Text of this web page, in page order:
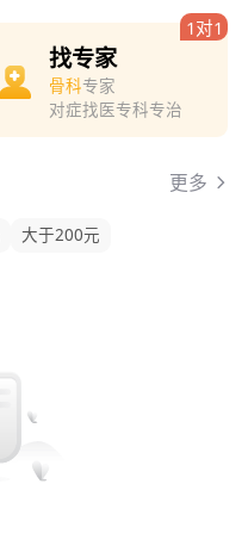
1对1
找专家
骨科专家
对症找医专科专治
更多
大于200元